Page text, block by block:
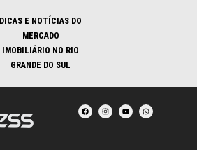
DICAS E NOTÍCIAS DO
MERCADO
IMOBILIÁRIO NO RIO
GRANDE DO SUL